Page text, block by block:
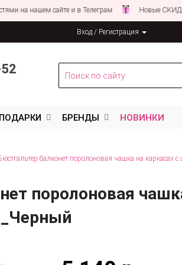
сайте и в Телеграм Новые СКИДКИ
Вход / Регистрация
ПОДАРКИ БРЕНДЫ НОВИНКИ
балконет поролоновая чашка на
поролоновая